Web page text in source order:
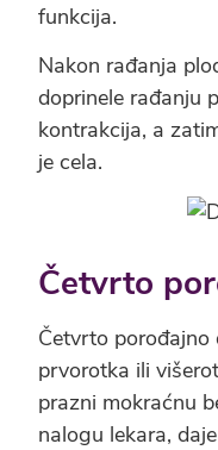
funkcija.
Nakon rađanja
doprinele rađanju
kontrakcija, a
je cela.
Četvrto
Četvrto porođajno
prvorotka ili
prazni mokraćnu
nalogu lekara,